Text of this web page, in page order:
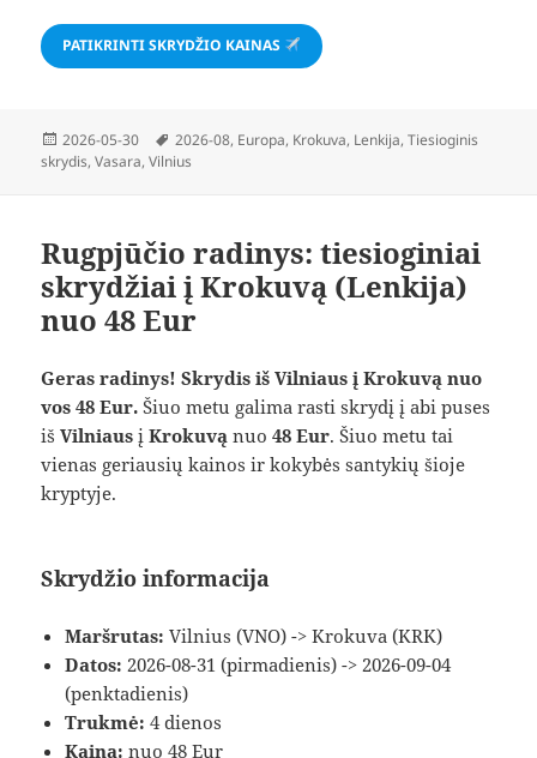
PATIKRINTI SKRYDŽIO KAINAS
Paskelbta
2026-05-30 Žymos
2026-08, Europa, Krokuva, Lenkija,Tiesioginis
skrydis,Vasara,Vilnius
Rugpjūčio radinys: tiesioginiai
skrydžiai į Krokuvą (Lenkija)
nuo 48 Eur
Geras radinys! Skrydis iš Vilniaus į Krokuvą nuo
vos 48 Eur. Šiuo metu galima rasti skrydį į abi puses
išVilniaus įKrokuvą nuo48 Eur. Šiuo metu tai
vienas geriausių kainos ir kokybės santykių šioje
kryptyje.
Skrydžio informacija
Maršrutas: Vilnius (VNO) -> Krokuva (KRK)
Datos: 2026-08-31 (pirmadienis) -> 2026-09-04
(penktadienis)
Trukmė: 4 dienos
Kaina: nuo 48 Eur